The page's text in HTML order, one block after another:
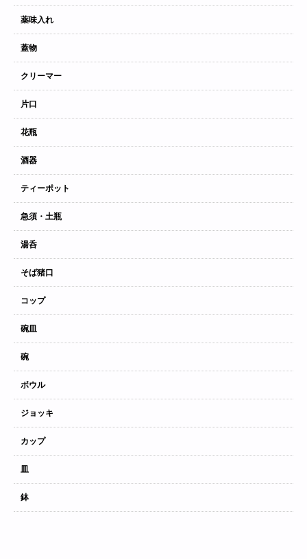
薬味入れ
蓋物
クリーマー
片口
花瓶
酒器
ティーポット
急須・土瓶
湯呑
そば猪口
コップ
碗皿
碗
ボウル
ジョッキ
カップ
皿
鉢